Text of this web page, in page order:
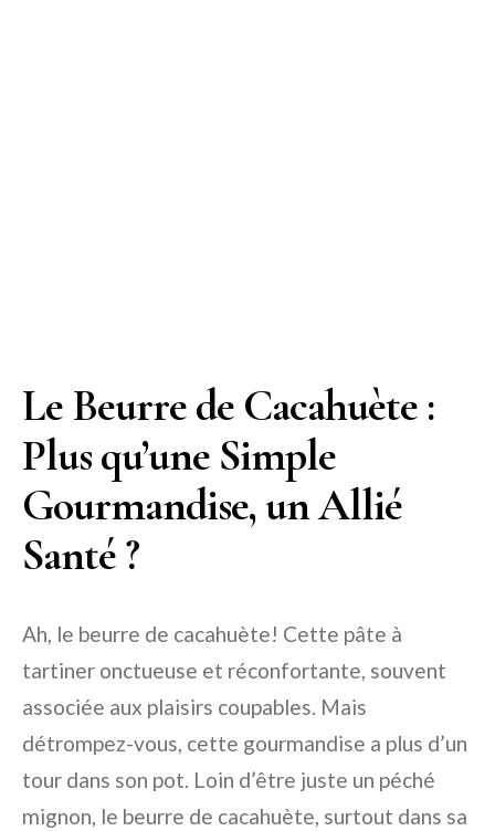
Le Beurre de Cacahuète :
Plus qu’une Simple
Gourmandise, un Allié
Santé ?
Ah, le beurre de cacahuète! Cette pâte à
tartiner onctueuse et réconfortante, souvent
associée aux plaisirs coupables. Mais
détrompez-vous, cette gourmandise a plus d’un
tour dans son pot. Loin d’être juste un péché
mignon, le beurre de cacahuète, surtout dans sa